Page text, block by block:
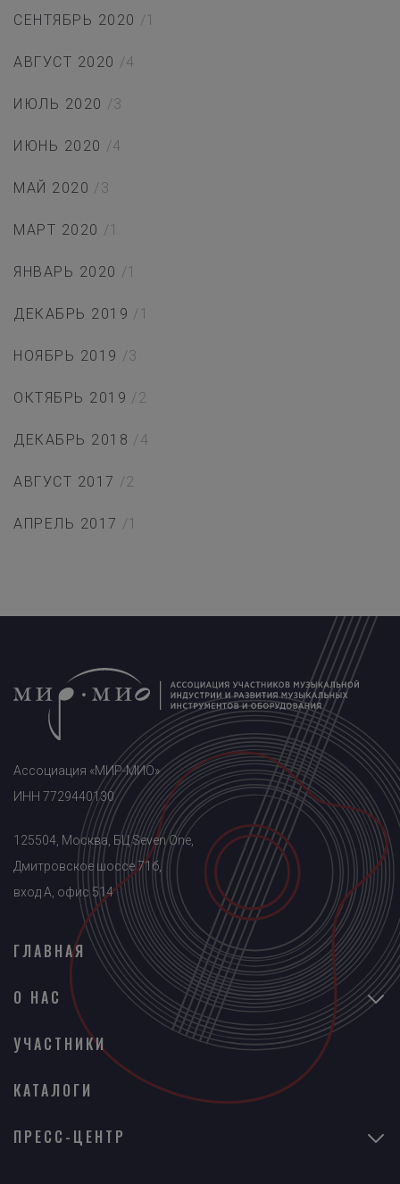
СЕНТЯБРЬ 2020 /1
АВГУСТ 2020 /4
ИЮЛЬ 2020 /3
ИЮНЬ 2020 /4
МАЙ 2020 /3
МАРТ 2020 /1
ЯНВАРЬ 2020 /1
ДЕКАБРЬ 2019 /1
НОЯБРЬ 2019 /3
ОКТЯБРЬ 2019 /2
ДЕКАБРЬ 2018 /4
АВГУСТ 2017 /2
АПРЕЛЬ 2017 /1
Ассоциация «МИР-МИО»
ИНН 7729440130
125504, Москва, БЦ Seven One,
Дмитровское шоссе 71б,
вход A, офис 514
ГЛАВНАЯ
О НАС
УЧАСТНИКИ
КАТАЛОГИ
ПРЕСС-ЦЕНТР